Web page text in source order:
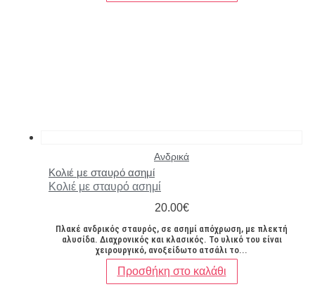
Ανδρικά
Κολιέ με σταυρό ασημί
Κολιέ με σταυρό ασημί
20.00€
Πλακέ ανδρικός σταυρός, σε ασημί απόχρωση, με πλεκτή
αλυσίδα. Διαχρονικός και κλασικός. Το υλικό του είναι
χειρουργικό, ανοξείδωτο ατσάλι το...
Προσθήκη στο καλάθι